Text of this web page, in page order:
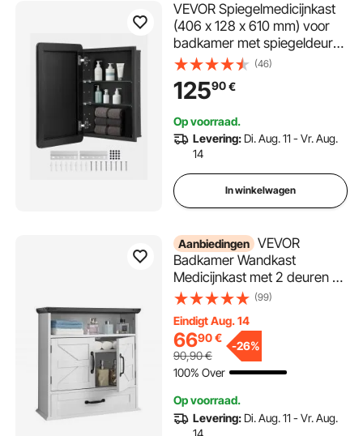
VEVOR Spiegelmedicijnkast
(406 x 128 x 610 mm) voor
badkamer met spiegeldeur
en verstelbare glazen
planken, ingebouwd en aan
de muur bevestigd,
badkamerkast
(46)
12590€
Op voorraad.
Levering: Di. Aug. 11 - Vr. Aug.
14
In winkelwagen
Aanbiedingen VEVOR
Badkamer Wandkast
Medicijnkast met 2 deuren en
verstelbare planken,
Badkamerkast met open
scheidingswand en lades
voor keuken, toilet
(99)
Eindigt Aug. 14
6690€
90,90€
-26%
100% Over
Op voorraad.
Levering: Di. Aug. 11 - Vr. Aug.
14